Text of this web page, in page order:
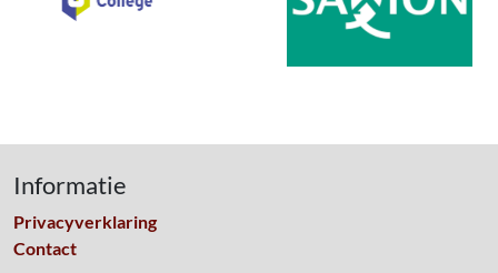
Informatie
Privacyverklaring
Contact